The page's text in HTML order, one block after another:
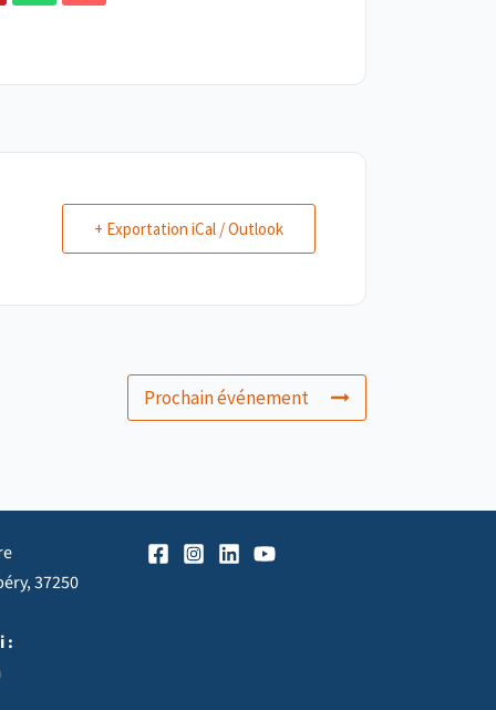
+ Exportation iCal / Outlook
Prochain événement
37250
: